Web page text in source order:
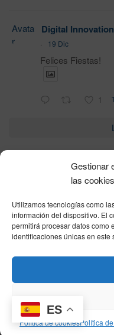
Gestionar
las cookies
Utilizamos tecnologías como
información del dispositivo. El
permitirá procesar datos como
identificaciones únicas en este
Política de cookiesPolítica
Avata
r
Digital
·
19 Dic
Felices Fiestas!
1
HOME
Privacy Policy|Legal Notice |
ES
[mec-single id="2208"]